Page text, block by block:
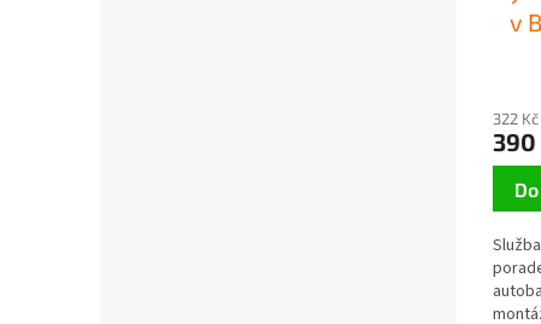
v
322
390